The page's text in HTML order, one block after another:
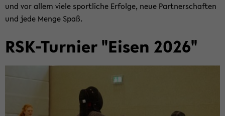
und vor allem viele sport­li­che Er­fol­ge, neue Part­ner­schaf­ten
und jede Menge Spaß.
RSK-​Turnier "Eisen 2026"